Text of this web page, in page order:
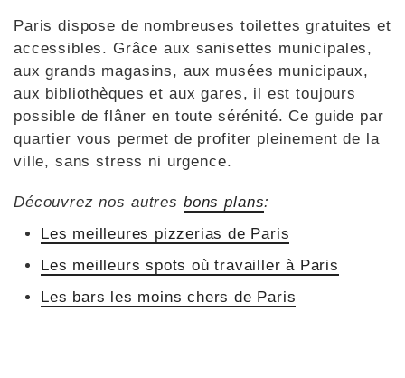
Paris dispose de nombreuses toilettes gratuites et
accessibles. Grâce aux sanisettes municipales,
aux grands magasins, aux musées municipaux,
aux bibliothèques et aux gares, il est toujours
possible de flâner en toute sérénité. Ce guide par
quartier vous permet de profiter pleinement de la
ville, sans stress ni urgence.
Découvrez nos autres bons plans:
Les meilleures pizzerias de Paris
Les meilleurs spots où travailler à Paris
Les bars les moins chers de Paris